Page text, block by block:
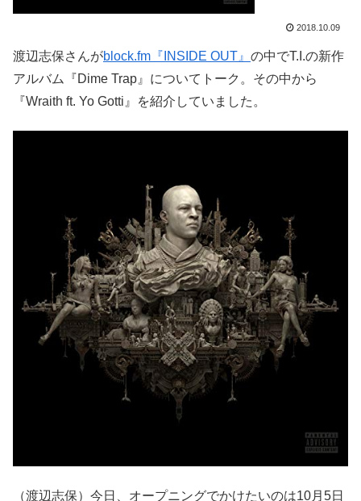
2018.10.09
渡辺志保さんがblock.fm『INSIDE OUT』 の中でT.I.の新作
アルバム『Dime Trap』についてトーク。その中から
『Wraith ft. Yo Gotti』を紹介していました。
（渡辺志保）今日、オープニングでかけたいのは10月5日